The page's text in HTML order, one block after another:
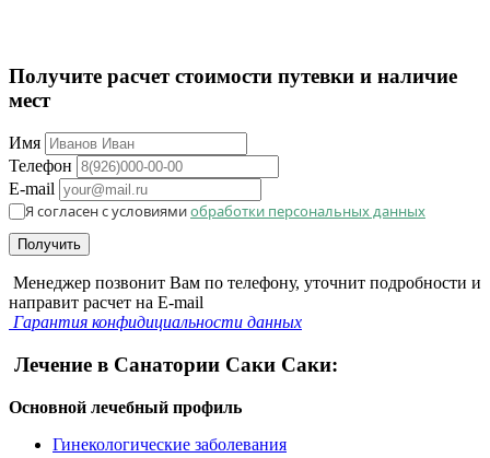
Получите расчет стоимости путевки и наличие
мест
Имя
Телефон
E-mail
Я согласен с условиямиобработки персональных данных
Получить
Менеджер позвонит Вам по телефону, уточнит подробности и
направит расчет на E-mail
Гарантия конфидициальности данных
Лечение в Санатории Саки Саки:
Основной лечебный профиль
Гинекологические заболевания